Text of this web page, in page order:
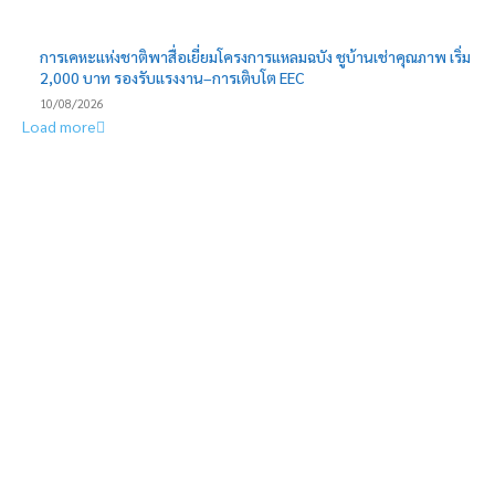
การเคหะแห่งชาติพาสื่อเยี่ยมโครงการแหลมฉบัง ชูบ้านเช่าคุณภาพ เริ่ม
2,000 บาท รองรับแรงงาน–การเติบโต EEC
10/08/2026
Load more